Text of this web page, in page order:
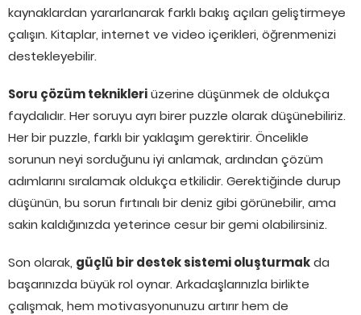
kaynaklardan yararlanarak farklı bakış açıları geliştirmeye
çalışın. Kitaplar, internet ve video içerikleri, öğrenmenizi
destekleyebilir.
Soru çözüm teknikleriüzerine düşünmek de oldukça
faydalıdır. Her soruyu ayrı birer puzzle olarak düşünebiliriz.
Her bir puzzle, farklı bir yaklaşım gerektirir. Öncelikle
sorunun neyi sorduğunu iyi anlamak, ardından çözüm
adımlarını sıralamak oldukça etkilidir. Gerektiğinde durup
düşünün, bu sorun fırtınalı bir deniz gibi görünebilir, ama
sakin kaldığınızda yeterince cesur bir gemi olabilirsiniz.
Son olarak, güçlü bir destek sistemi oluşturmakda
başarınızda büyük rol oynar. Arkadaşlarınızla birlikte
çalışmak, hem motivasyonunuzu artırır hem de